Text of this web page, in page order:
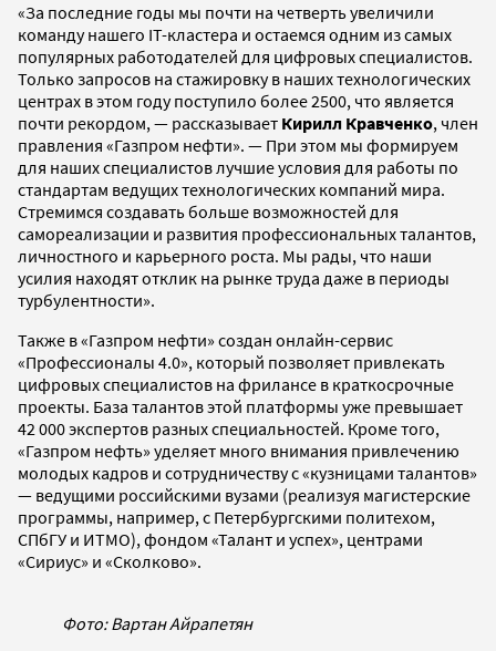
«За последние годы мы почти на четверть увеличили
команду нашего IT-кластера и остаемся одним из самых
популярных работодателей для цифровых специалистов.
Только запросов на стажировку в наших технологических
центрах в этом году поступило более 2500, что является
почти рекордом, — рассказывает Кирилл Кравченко, член
правления «Газпром нефти». — При этом мы формируем
для наших специалистов лучшие условия для работы по
стандартам ведущих технологических компаний мира.
Стремимся создавать больше возможностей для
самореализации и развития профессиональных талантов,
личностного и карьерного роста. Мы рады, что наши
усилия находят отклик на рынке труда даже в периоды
турбулентности».
Также в «Газпром нефти» создан онлайн-сервис
«Профессионалы 4.0», который позволяет привлекать
цифровых специалистов на фрилансе в краткосрочные
проекты. База талантов этой платформы уже превышает
42 000 экспертов разных специальностей. Кроме того,
«Газпром нефть» уделяет много внимания привлечению
молодых кадров и сотрудничеству с «кузницами талантов»
— ведущими российскими вузами (реализуя магистерские
программы, например, с Петербургскими политехом,
СПбГУ и ИТМО), фондом «Талант и успех», центрами
«Сириус» и «Сколково».
Фото: Вартан Айрапетян